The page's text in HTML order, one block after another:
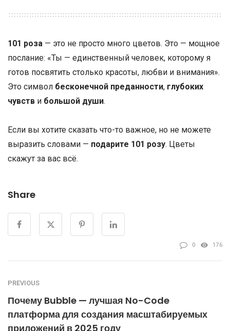
101 роза — это не просто много цветов. Это — мощное
послание: «Ты — единственный человек, которому я
готов посвятить столько красоты, любви и внимания».
Это символ бесконечной преданности, глубоких
чувств и большой души.
Если вы хотите сказать что-то важное, но не можете
выразить словами — подарите 101 розу. Цветы
скажут за вас всё.
Share
0 176
PREVIOUS
Почему Bubble — лучшая No-Code
платформа для создания масштабируемых
приложений в 2025 году